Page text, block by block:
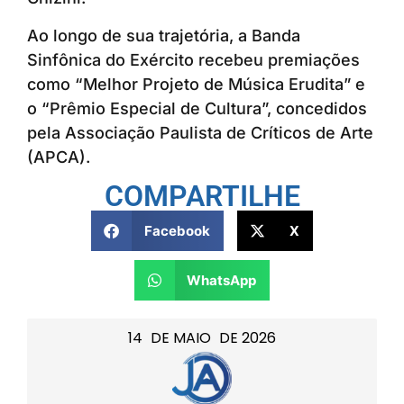
14 DE MAIO DE 2026
Ao longo de sua trajetória, a Banda
Sinfônica do Exército recebeu premiações
como “Melhor Projeto de Música Erudita” e
o “Prêmio Especial de Cultura”, concedidos
pela Associação Paulista de Críticos de Arte
(APCA).
COMPARTILHE
Facebook X
WhatsApp